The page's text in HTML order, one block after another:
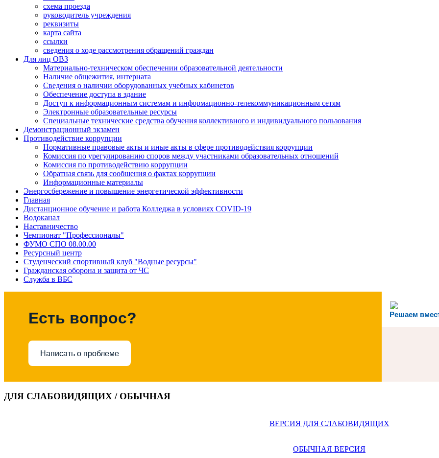
схема проезда
руководитель учреждения
реквизиты
карта сайта
ссылки
сведения о ходе рассмотрения обращений граждан
Для лиц ОВЗ
Материально-техническом обеспечении образовательной деятельности
Наличие общежития, интерната
Сведения о наличии оборудованных учебных кабинетов
Обеспечение доступа в здание
Доступ к информационным системам и информационно-телекоммуникационным сетям
Электронные образовательные ресурсы
Специальные технические средства обучения коллективного и индивидуального пользования
Демонстрационный экзамен
Противодействие коррупции
Нормативные правовые акты и иные акты в сфере противодействия коррупции
Комиссия по урегулированию споров между участниками образовательных отношений
Комиссия по противодействию коррупции
Обратная связь для сообщения о фактах коррупции
Информационные материалы
Энергосбережение и повышение энергетической эффективности
Главная
Дистанционное обучение и работа Колледжа в условиях COVID-19
Водоканал
Наставничество
Чемпионат "Профессионалы"
ФУМО СПО 08.00.00
Ресурсный центр
Студенческий спортивный клуб "Водные ресурсы"
Гражданская оборона и защита от ЧС
Служба в ВБС
Решаем
Есть вопрос?
Написать о проблеме
ДЛЯ СЛАБОВИДЯЩИХ / ОБЫЧНАЯ
ВЕРСИЯ ДЛЯ СЛАБОВИДЯЩИХ
ОБЫЧНАЯ ВЕРСИЯ